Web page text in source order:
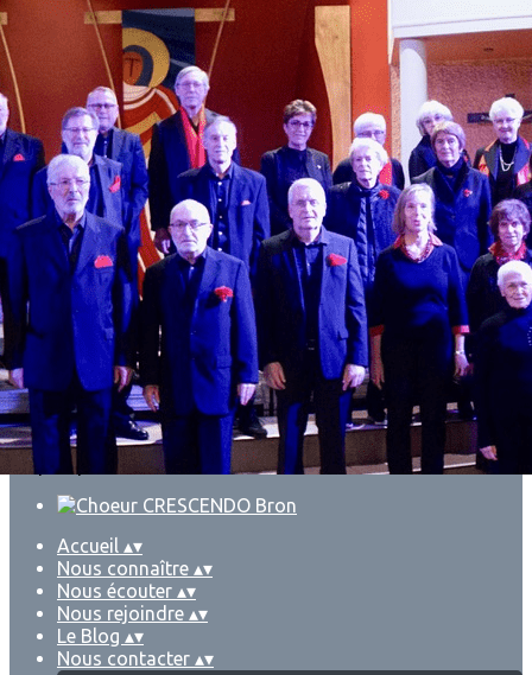
Exporter les lignes sélectionnées
Exporter toutes les colonnes
Exporter uniquement les colonnes affichées
Menu
?>
Images de la page d'accueil
Cliquez pour éditer
Ajoutez un logo, un bouton, des réseaux sociaux
Cliquez pour éditer
Accueil ▴▾
Nous connaître ▴▾
Nous écouter ▴▾
Nous rejoindre ▴▾
Le Blog ▴▾
Nous contacter ▴▾